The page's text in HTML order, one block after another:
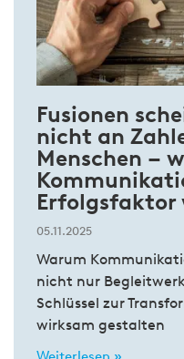
Fusionen
nicht an
Menschen –
Erfolgsfaktor
05.11.2025
Warum
nicht nur
Schlüssel zur
wirksam gestalten